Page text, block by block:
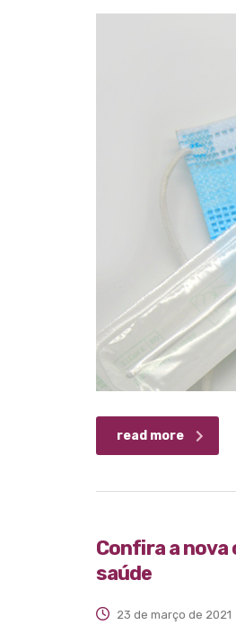
read more
Confira a nova
saúde
23 de março de 2021